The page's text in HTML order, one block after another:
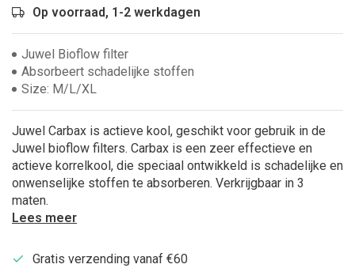
Op voorraad, 1-2 werkdagen
Juwel Bioflow filter
Absorbeert schadelijke stoffen
Size: M/L/XL
Juwel Carbax is actieve kool, geschikt voor gebruik in de
Juwel bioflow filters. Carbax is een zeer effectieve en
actieve korrelkool, die speciaal ontwikkeld is schadelijke en
onwenselijke stoffen te absorberen. Verkrijgbaar in 3
maten.
Lees meer
Gratis verzending vanaf €60